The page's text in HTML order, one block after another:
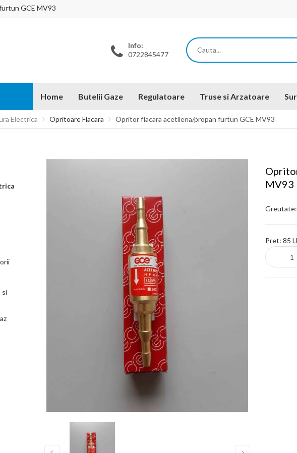
GCE MV93
Info:
0722845477
Home Butelii Gaze Regulatoare Truse si Arzatoare
Electrica Opritoare Flacara Opritor flacara acetilena/propan furtun GCE MV93
MV93
Greutate:
Pret:85
si